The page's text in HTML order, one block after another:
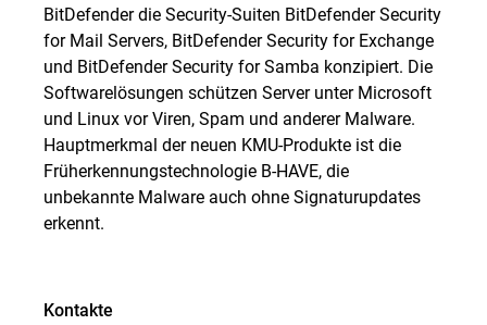
BitDefender die Security-Suiten BitDefender Security
for Mail Servers, BitDefender Security for Exchange
und BitDefender Security for Samba konzipiert. Die
Softwarelösungen schützen Server unter Microsoft
und Linux vor Viren, Spam und anderer Malware.
Hauptmerkmal der neuen KMU-Produkte ist die
Früherkennungstechnologie B-HAVE, die
unbekannte Malware auch ohne Signaturupdates
erkennt.
Kontakte